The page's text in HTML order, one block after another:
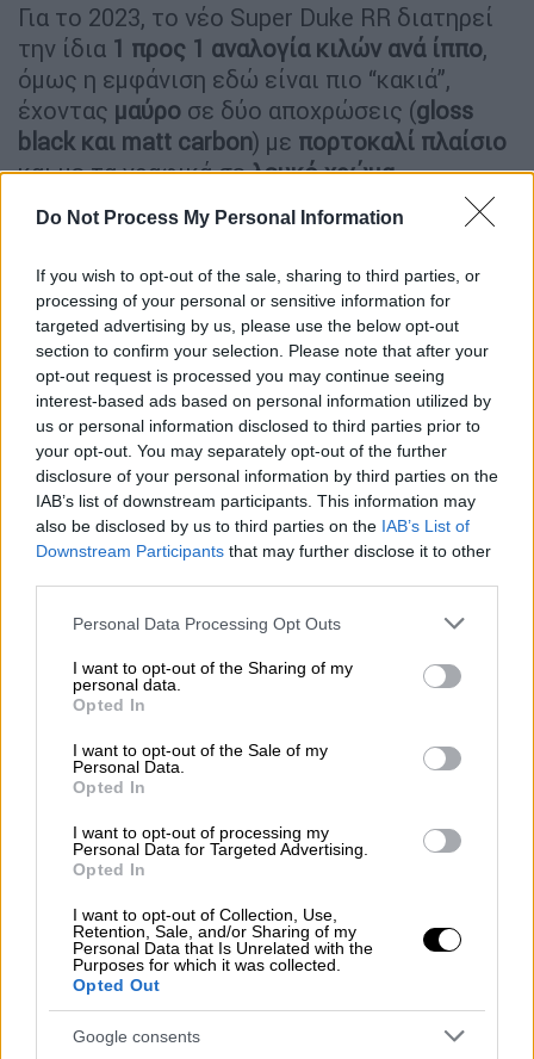
Do Not Process My Personal Information
If you wish to opt-out of the sale, sharing to third parties, or
processing of your personal or sensitive information for
targeted advertising by us, please use the below opt-out
section to confirm your selection. Please note that after your
opt-out request is processed you may continue seeing
interest-based ads based on personal information utilized by
us or personal information disclosed to third parties prior to
your opt-out. You may separately opt-out of the further
disclosure of your personal information by third parties on the
IAB’s list of downstream participants. This information may
also be disclosed by us to third parties on the IAB’s List of
Downstream Participants that may further disclose it to other
Please note that this website/app uses one or more Google
not limited to your visit or usage behaviour. You may click to
grant or deny consent to Google and its third-party tags to
use your data for below specified purposes in below Google
consent section.
Personal Data Processing Opt Outs
I want to opt-out of the Sharing of my
personal data.
Opted In
I want to opt-out of the Sale of my
Personal Data.
Opted In
I want to opt-out of processing my
Personal Data for Targeted Advertising.
Opted In
I want to opt-out of Collection, Use,
Retention, Sale, and/or Sharing of my
Personal Data that Is Unrelated with the
Purposes for which it was collected.
Opted Out
Google consents
Για το 2023, το νέο Super Duke RR διατηρεί
την ίδια 1 προς 1 αναλογία κιλών ανά ίππο,
όμως η εμφάνιση εδώ είναι πιο “κακιά”,
έχοντας μαύρο σε δύο αποχρώσεις (gloss
black και matt carbon) με πορτοκαλί πλαίσιο
και με τα γραφικά σελευκό χρώμα.
ΟV2 κινητήραςτων1.301 κυβικών με
ροπής, αποτελεί τον ισχυρότερο V2 για την
κατηγορία των γυμνών μοτοσυκλετών.
Εκτός αυτού, οι περισσότεροι
κατασκευαστές έχουν στραφεί είτε στους
δικύλινδρους εν σειρά, είτε για τα μεγάλου
κυβισμού Streetfighter που έχουν στην γκάμα
τους επιλέγουν τετρακύλινδρους V και εν
σειρά, καθιστώντας τον “πορτοκαλί”
κινητήρα έναν από τους τελευταίους των
Μοϊκανών.
Η έκδοση RR βασίζεται λοιπόν στο “απλό”
1290 Super Duke R EVO, όντας όμως 11 κιλά
ελαφρύτερη από αυτό. Μπορεί η ΚΤΜ να
επέλεξε η φωτογράφηση να γίνει σε πίστα,
αλλά το RR μπορεί να βγάλει κανονικά
αριθμό κυκλοφορίας και να κυκλοφορήσει
νόμιμα σε δημόσιους δρόμους.
Όπως είναι φυσικό, οεξοπλισμός του RR
είναι κορυφαίος. Οιαναρτήσεις είναι οι WP
Μπροστά έχει τοποθετηθεί ένα
ανεστραμμένο τηλεσκοπικό πιρούνι PRO
7548 κλειστού φυσιγγίου και πίσω έχει
επιλεχθεί μονό αμορτισέρ PRO 7746, ενώ
στο πακέτο περιλαμβάνεται και